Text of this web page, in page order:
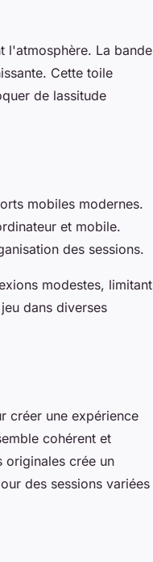
l'atmosphère. La bande
Cette toile
de lassitude
mobiles modernes.
et mobile.
des sessions.
modestes, limitant
dans diverses
créer une expérience
cohérent et
originales crée un
des sessions variées